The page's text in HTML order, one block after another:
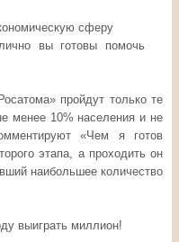
сферу
вы готовы помочь
пройдут только те
менее 10% населения и не
«Чем я готов
этапа, а проходить он
наибольшее количество
выиграть миллион!